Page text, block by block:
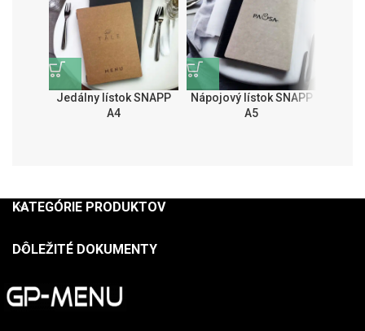
Jedálny lístok SNAPP
A4
Nápojový lístok SNAPP
A5
KATEGÓRIE PRODUKTOV
DÔLEŽITÉ DOKUMENTY